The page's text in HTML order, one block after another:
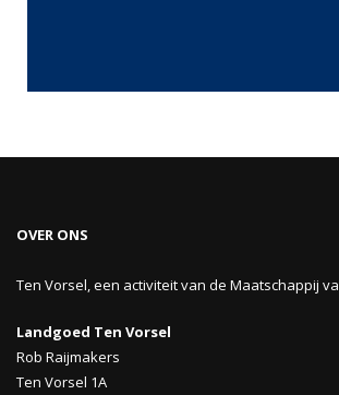
OVER ONS
Ten Vorsel, een activiteit van de Maatschappij
Landgoed Ten Vorsel
Rob Raijmakers
Ten Vorsel 1A